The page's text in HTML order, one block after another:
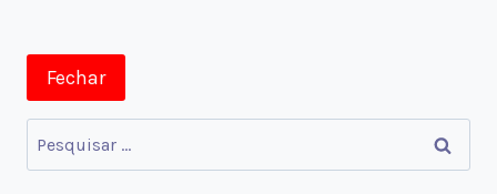
Fechar
Pesquisar
por: